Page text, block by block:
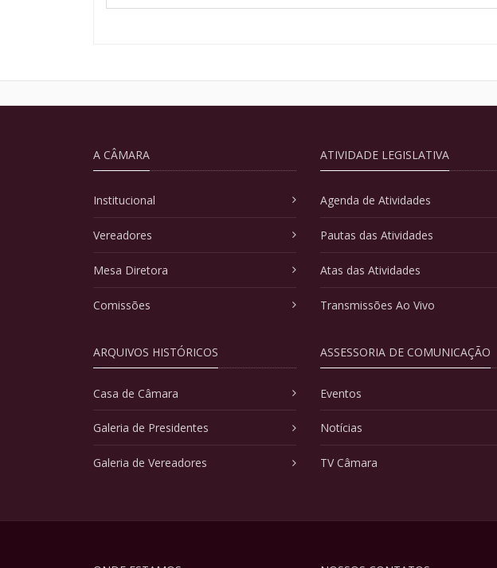
A CÂMARA
Institucional
Vereadores
Mesa Diretora
Comissões
ARQUIVOS HISTÓRICOS
Casa de Câmara
Galeria de Presidentes
Galeria de Vereadores
ATIVIDADE LEGISLATIVA
Agenda de Atividades
Pautas das Atividades
Atas das Atividades
Transmissões Ao Vivo
ASSESSORIA DE COMUNICAÇÃO
Eventos
Notícias
TV Câmara